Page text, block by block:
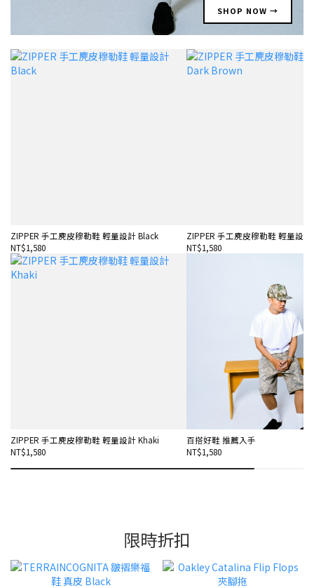
SHOP NOW →
ZIPPER 手工麂皮穆勒鞋 輕量設計 Black
NT$1,580
ZIPPER 手工麂皮穆勒鞋 輕量設
NT$1,580
ZIPPER 手工麂皮穆勒鞋 輕量設計 Khaki
NT$1,580
百搭好鞋 推薦入手
NT$1,580
限時折扣